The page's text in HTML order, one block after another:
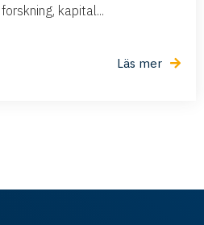
kapital...
Läs mer